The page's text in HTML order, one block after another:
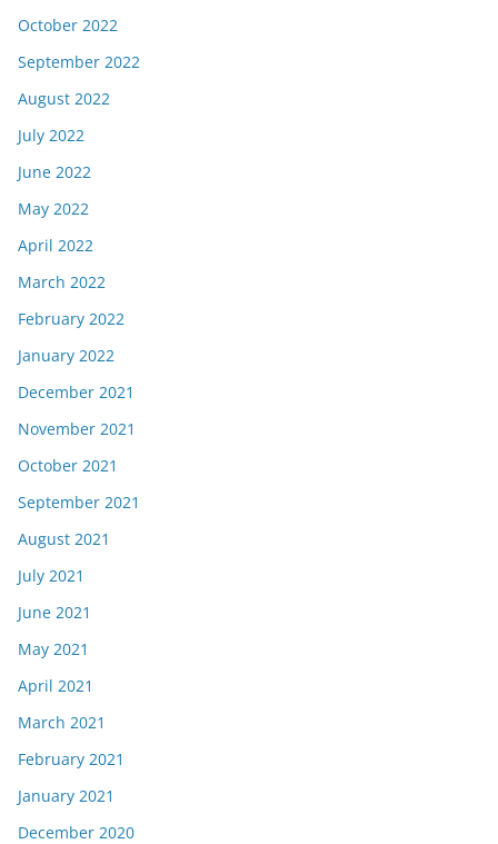
October 2022
September 2022
August 2022
July 2022
June 2022
May 2022
April 2022
March 2022
February 2022
January 2022
December 2021
November 2021
October 2021
September 2021
August 2021
July 2021
June 2021
May 2021
April 2021
March 2021
February 2021
January 2021
December 2020